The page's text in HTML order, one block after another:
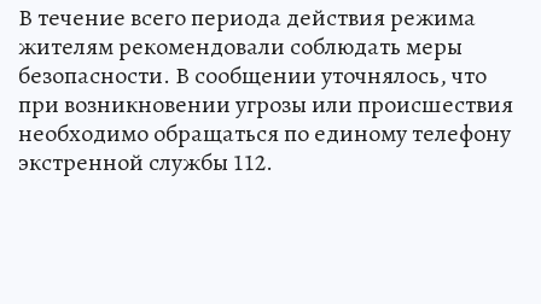
В течение всего периода действия режима
жителям рекомендовали соблюдать меры
безопасности. В сообщении уточнялось, что
при возникновении угрозы или происшествия
необходимо обращаться по единому телефону
экстренной службы 112.